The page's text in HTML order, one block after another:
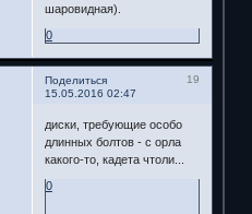
шаровидная).
0
Поделиться
19
15.05.2016 02:47
диски, требующие особо
длинных болтов - с орла
какого-то, кадета чтоли...
0